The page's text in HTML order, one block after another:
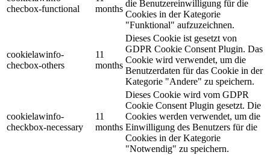
checbox-functional
months
die Benutzereinwilligung für die
Cookies in der Kategorie
"Funktional" aufzuzeichnen.
cookielawinfo-
checbox-others
11
months
Dieses Cookie ist gesetzt von
GDPR Cookie Consent Plugin. Das
Cookie wird verwendet, um die
Benutzerdaten für das Cookie in der
Kategorie "Andere" zu speichern.
cookielawinfo-
checkbox-necessary
11
months
Dieses Cookie wird vom GDPR
Cookie Consent Plugin gesetzt. Die
Cookies werden verwendet, um die
Einwilligung des Benutzers für die
Cookies in der Kategorie
"Notwendig" zu speichern.